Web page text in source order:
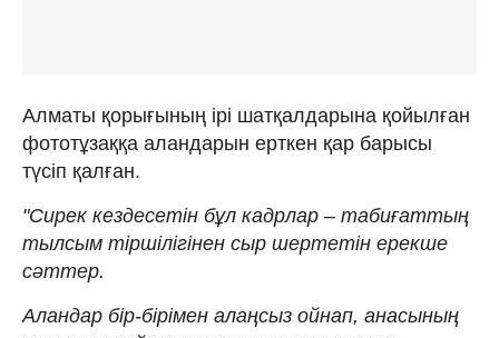
Алматы қорығының ірі шатқалдарына қойылған
фототұзаққа аландарын ерткен қар барысы
түсіп қалған.
"Сирек кездесетін бұл кадрлар – табиғаттың
тылсым тіршілігінен сыр шертетін ерекше
сәттер.
Аландар бір-бірімен алаңсыз ойнап, анасының